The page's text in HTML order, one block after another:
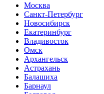
Москва
Санкт-Петербург
Новосибирск
Екатеринбург
Владивосток
Омск
Архангельск
Астрахань
Балашиха
Барнаул